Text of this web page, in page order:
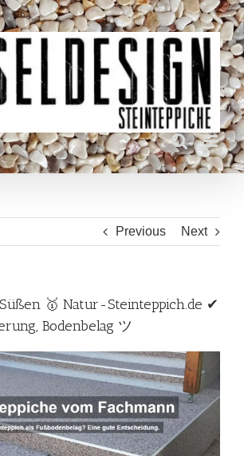
Previous Next
🥇 Natur-Steinteppich.de ✔
Bodenbelag ツ